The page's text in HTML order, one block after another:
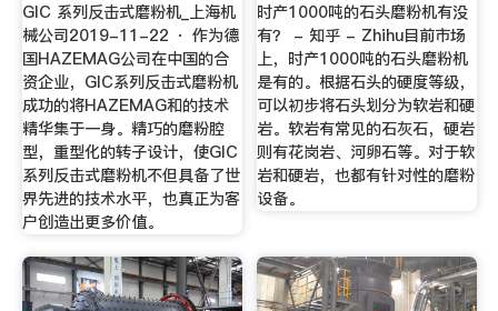
GIC 系列反击式磨粉机_上海机
械公司2019-11-22 · 作为德
国HAZEMAG公司在中国的合
资企业，GIC系列反击式磨粉机
成功的将HAZEMAG和的技术
精华集于一身。精巧的磨粉腔
型，重型化的转子设计，使GIC
系列反击式磨粉机不但具备了世
界先进的技术水平，也真正为客
户创造出更多价值。
时产1000吨的石头磨粉机有没
有？ - 知乎 - Zhihu目前市场
上，时产1000吨的石头磨粉机
是有的。根据石头的硬度等级，
可以初步将石头划分为软岩和硬
岩。软岩有常见的石灰石，硬岩
则有花岗岩、河卵石等。对于软
岩和硬岩，也都有针对性的磨粉
设备。